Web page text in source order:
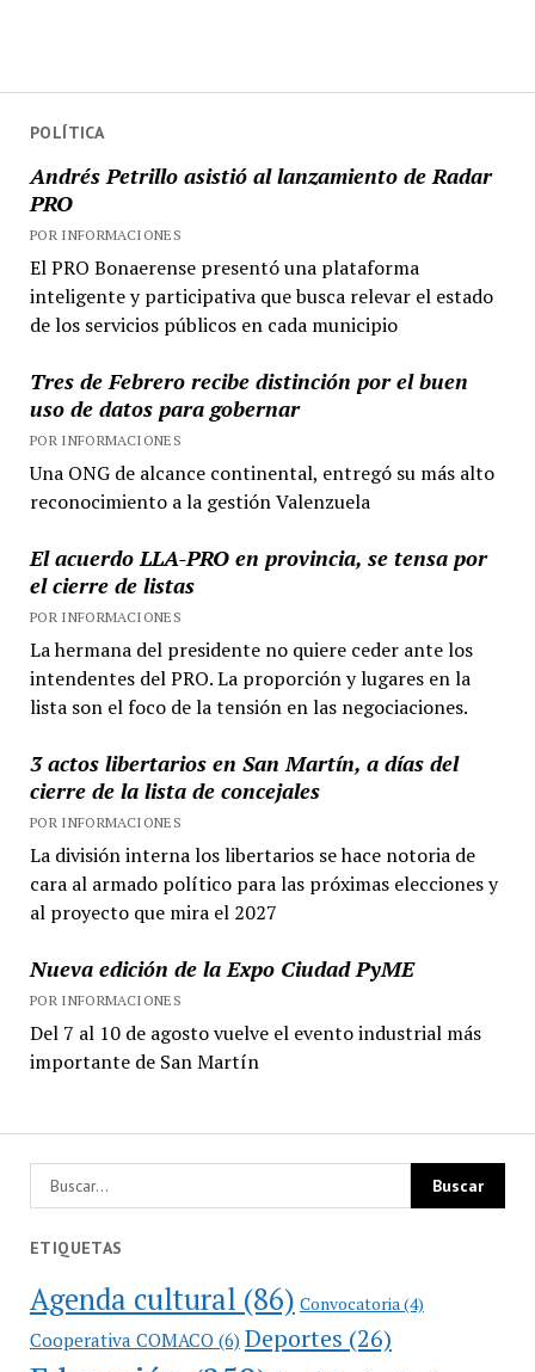
POLÍTICA
Andrés Petrillo asistió al lanzamiento de Radar
PRO
POR INFORMACIONES
El PRO Bonaerense presentó una plataforma
inteligente y participativa que busca relevar el estado
de los servicios públicos en cada municipio
Tres de Febrero recibe distinción por el buen
uso de datos para gobernar
POR INFORMACIONES
Una ONG de alcance continental, entregó su más alto
reconocimiento a la gestión Valenzuela
El acuerdo LLA-PRO en provincia, se tensa por
el cierre de listas
POR INFORMACIONES
La hermana del presidente no quiere ceder ante los
intendentes del PRO. La proporción y lugares en la
lista son el foco de la tensión en las negociaciones.
3 actos libertarios en San Martín, a días del
cierre de la lista de concejales
POR INFORMACIONES
La división interna los libertarios se hace notoria de
cara al armado político para las próximas elecciones y
al proyecto que mira el 2027
Nueva edición de la Expo Ciudad PyME
POR INFORMACIONES
Del 7 al 10 de agosto vuelve el evento industrial más
importante de San Martín
ETIQUETAS
Agenda cultural (86) Convocatoria (4)
Cooperativa COMACO(6) Deportes (26)